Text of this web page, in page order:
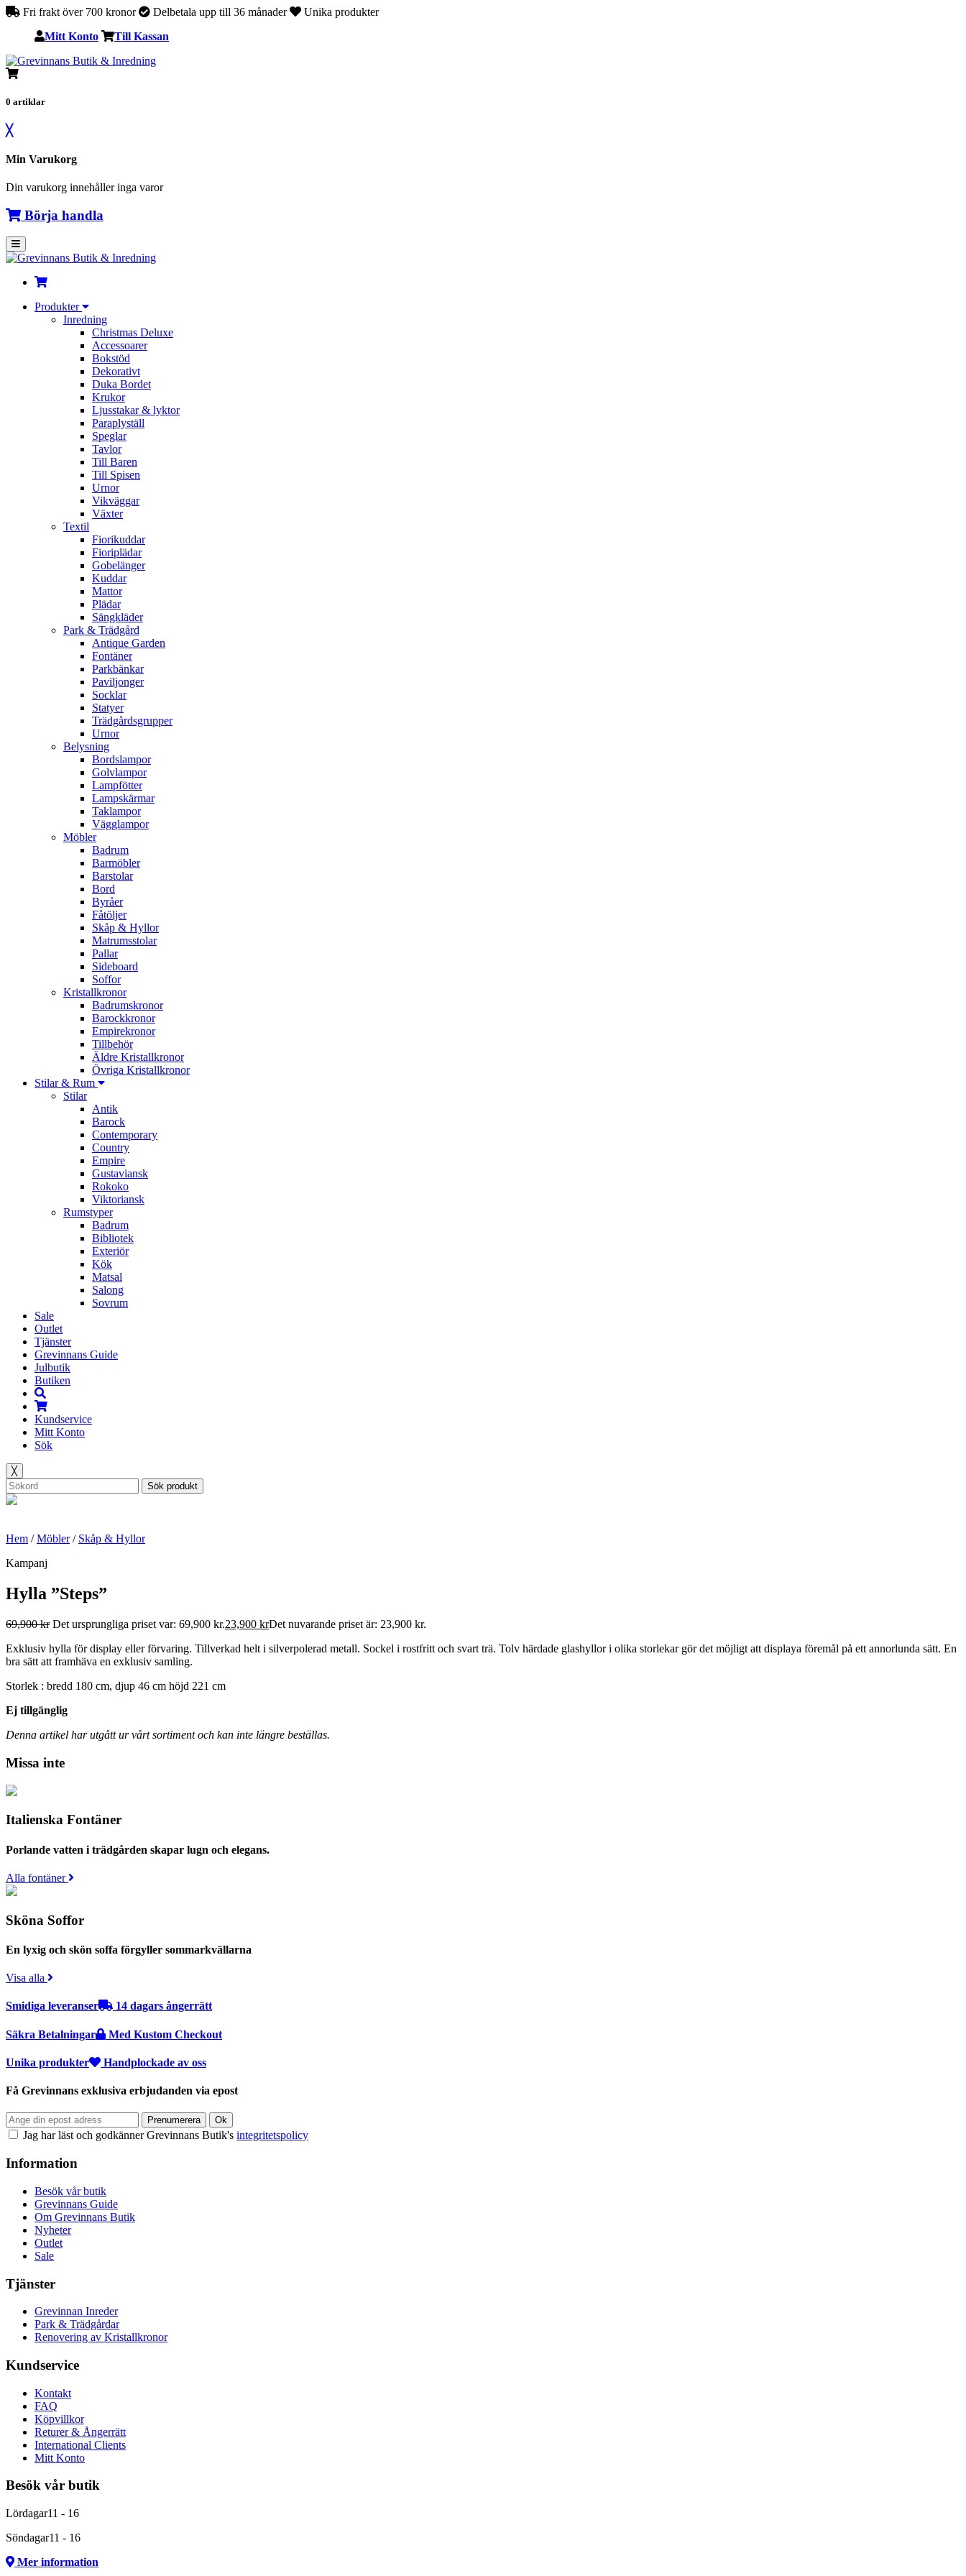
Fri frakt över 700 kronor Delbetala upp till 36 månader Unika produkter
Mitt Konto Till Kassan
0 artiklar
╳
Min Varukorg
Din varukorg innehåller inga varor
Börja handla
Produkter
Inredning
Christmas Deluxe
Accessoarer
Bokstöd
Dekorativt
Duka Bordet
Krukor
Ljusstakar & lyktor
Paraplyställ
Speglar
Tavlor
Till Baren
Till Spisen
Urnor
Vikväggar
Växter
Textil
Fiorikuddar
Fioriplädar
Gobelänger
Kuddar
Mattor
Plädar
Sängkläder
Park & Trädgård
Antique Garden
Fontäner
Parkbänkar
Paviljonger
Socklar
Statyer
Trädgårdsgrupper
Urnor
Belysning
Bordslampor
Golvlampor
Lampfötter
Lampskärmar
Taklampor
Vägglampor
Möbler
Badrum
Barmöbler
Barstolar
Bord
Byråer
Fåtöljer
Skåp & Hyllor
Matrumsstolar
Pallar
Sideboard
Soffor
Kristallkronor
Badrumskronor
Barockkronor
Empirekronor
Tillbehör
Äldre Kristallkronor
Övriga Kristallkronor
Stilar & Rum
Stilar
Antik
Barock
Contemporary
Country
Empire
Gustaviansk
Rokoko
Viktoriansk
Rumstyper
Badrum
Bibliotek
Exteriör
Kök
Matsal
Salong
Sovrum
Sale
Outlet
Tjänster
Grevinnans Guide
Julbutik
Butiken
Kundservice
Mitt Konto
Sök
╳
Sök produkt
Hem /Möbler/ Skåp & Hyllor
Kampanj
Hylla ”Steps”
69,900kr Det ursprungliga priset var: 69,900 kr.23,900 krDet nuvarande priset är: 23,900 kr.
Exklusiv hylla för display eller förvaring. Tillverkad helt i silverpolerad metall. Sockel i rostfritt och svart trä. Tolv härdade glashyllor i olika storlekar gör det möjligt att displaya föremål på ett annorlunda sätt. En
bra sätt att framhäva en exklusiv samling.
Storlek : bredd 180 cm, djup 46 cm höjd 221 cm
Ej tillgänglig
Denna artikel har utgått ur vårt sortiment och kan inte längre beställas.
Missa inte
Italienska Fontäner
Porlande vatten i trädgården skapar lugn och elegans.
Alla fontäner
Sköna Soffor
En lyxig och skön soffa förgyller sommarkvällarna
Visa alla
Smidiga leveranser 14 dagars ångerrätt
Säkra Betalningar Med Kustom Checkout
Unika produkter Handplockade av oss
Få Grevinnans exklusiva erbjudanden via epost
Jag har läst och godkänner Grevinnans Butik's integritetspolicy
Information
Besök vår butik
Grevinnans Guide
Om Grevinnans Butik
Nyheter
Outlet
Sale
Tjänster
Grevinnan Inreder
Park & Trädgårdar
Renovering av Kristallkronor
Kundservice
Kontakt
FAQ
Köpvillkor
Returer & Ångerrätt
International Clients
Mitt Konto
Besök vår butik
Lördagar11 - 16
Söndagar11 - 16
Mer information